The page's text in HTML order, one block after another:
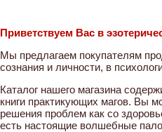
Приветствуем Вас в
Мы предлагаем покупателям
сознания и личности, в
Каталог нашего магазина
книги практикующих магов. Вы
решения проблем как со
есть настоящие волшебные